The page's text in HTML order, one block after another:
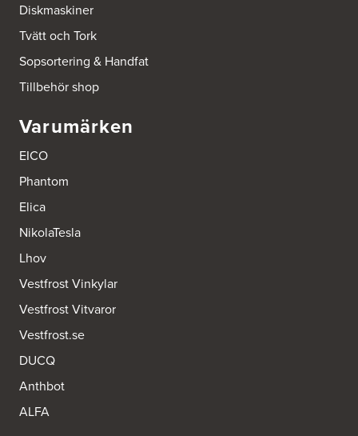
Ballingslöv Hässleholm
Stoby Måleri AB
Tel.:0046-725286480
Okvägen 6
Stoby Måleri AB
281 51 Hässleholm
http://www.ballingslov.se
Ballingslöv Jönköping
553 03 Jönköping
http://www.ballingslov.se
Ballingslöv Länna
136 49 Vega
http://www.ballingslov.se
Diskmaskiner
Tvätt och Tork
Sopsortering & Handfat
Tillbehör shop
Varumärken
EICO
Phantom
Elica
NikolaTesla
Lhov
Vestfrost Vinkylar
Vestfrost Vitvaror
Vestfrost.se
DUCQ
Anthbot
ALFA